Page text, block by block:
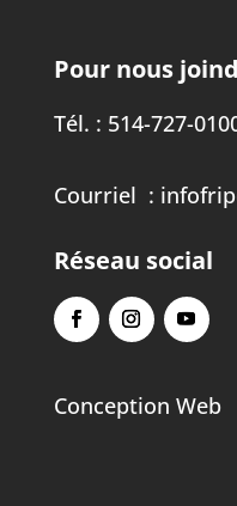
Pour nous
Tél. : 514-727-
Courriel :
Réseau social
Conception Web